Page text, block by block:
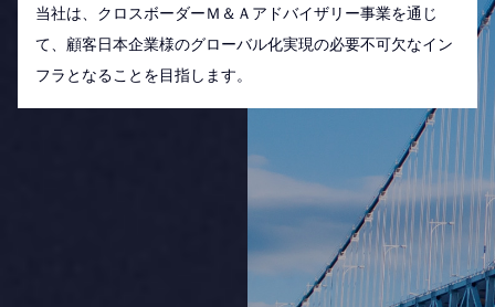
当社は、クロスボーダーＭ＆Ａアドバイザリー事業を通じ
て、顧客日本企業様のグローバル化実現の必要不可欠なイン
フラとなることを目指します。